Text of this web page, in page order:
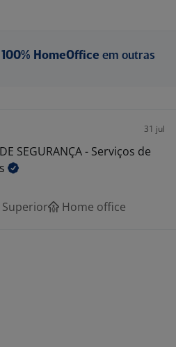
HomeOffice em outras
31 jul
SEGURANÇA - Serviços de
Home office